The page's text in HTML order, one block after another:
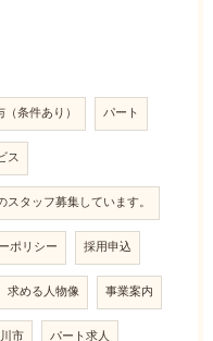
条件あり） パート
ス
タッフ募集しています。
ポリシー 採用申込
求める人物像 事業案内
市 パート求人